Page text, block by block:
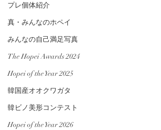
プレ個体紹介
真・みんなのホペイ
みんなの自己満足写真
The Hopei Awards 2024
Hopei of the Year 2025
韓国産オオクワガタ
韓ビノ美形コンテスト
Hopei of the Year 2026